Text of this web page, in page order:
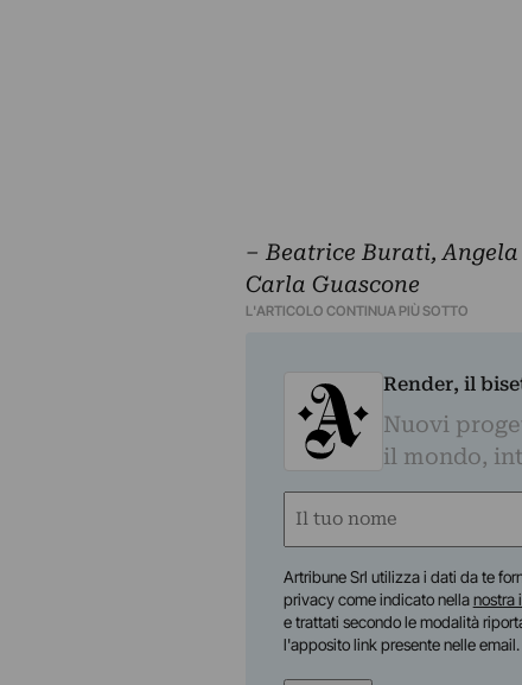
– Beatrice Burati,
Carla Guascone
L'ARTICOLO CONTINUA PIÙ SOTTO
Render, il
Nuovi
il mondo,
Nome
Artribune Srl utilizza i dati da te
privacy come indicato nellanostra
e trattati secondo le modalità
l'apposito link presente nelle email.